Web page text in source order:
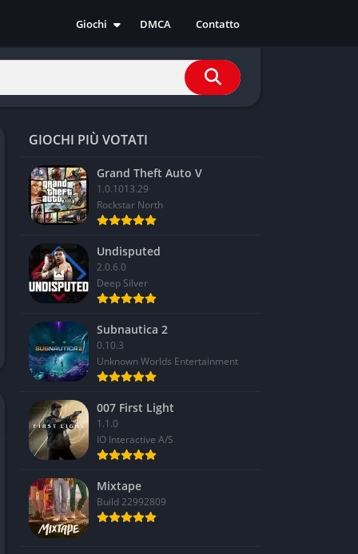
Giochi
Azione
Casual
Indie
RPG
Simulazione
Sport
Strategia
DMCA Contatto
GIOCHI PIÙ VOTATI
Grand Theft Auto V
1.0.1013.29
Rockstar North
Undisputed
2.0.6.0
Deep Silver
Subnautica 2
0.10.3
Unknown Worlds Entertainment
007 First Light
1.1.0
IO Interactive A/S
Mixtape
Build 22992809